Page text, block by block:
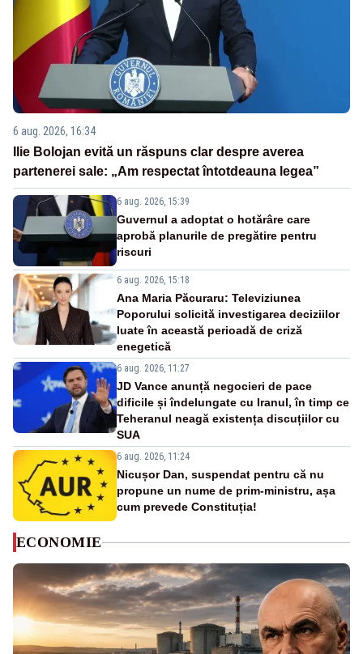
6 aug. 2026, 16:34
Ilie Bolojan evită un răspuns clar despre averea
partenerei sale: „Am respectat întotdeauna legea”
6 aug. 2026, 15:39
Guvernul a adoptat o hotărâre care
aprobă planurile de pregătire pentru
riscuri
6 aug. 2026, 15:18
Ana Maria Păcuraru: Televiziunea
Poporului solicită investigarea deciziilor
luate în această perioadă de criză
enegetică
6 aug. 2026, 11:27
JD Vance anunță negocieri de pace
dificile și îndelungate cu Iranul, în timp ce
Teheranul neagă existența discuțiilor cu
SUA
6 aug. 2026, 11:24
Nicușor Dan, suspendat pentru că nu
propune un nume de prim-ministru, așa
cum prevede Constituția!
ECONOMIE